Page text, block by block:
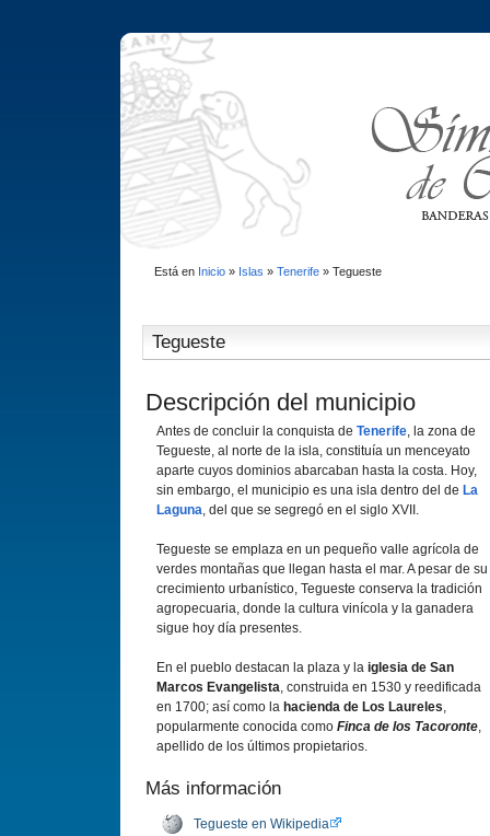
Está en Inicio» Islas » Tenerife» Tegueste
Tegueste
Descripción del municipio
Antes de concluir la conquista de Tenerife, la zona de
Tegueste, al norte de la isla, constituía un menceyato
aparte cuyos dominios abarcaban hasta la costa. Hoy,
sin embargo, el municipio es una isla dentro del de La
Laguna, del que se segregó en el siglo XVII.
Tegueste se emplaza en un pequeño valle agrícola de
verdes montañas que llegan hasta el mar. A pesar de su
crecimiento urbanístico, Tegueste conserva la tradición
agropecuaria, donde la cultura vinícola y la ganadera
sigue hoy día presentes.
En el pueblo destacan la plaza y la iglesia de San
Marcos Evangelista, construida en 1530 y reedificada
en 1700; así como la hacienda de Los Laureles,
popularmente conocida como Finca de los Tacoronte,
apellido de los últimos propietarios.
Más información
Tegueste en Wikipedia